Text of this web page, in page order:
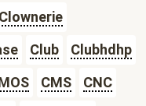
Clownerie
Club
Clubhdhp
CMS
CNC